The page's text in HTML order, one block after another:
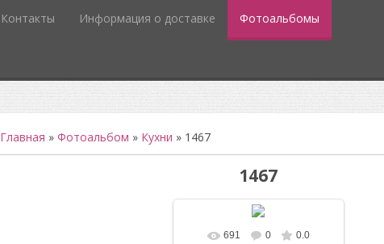
Контакты Информация о доставке Фотоальбомы
Главная » Фотоальбом » Кухни » 1467
1467
В реальном размере
691 0 0.0